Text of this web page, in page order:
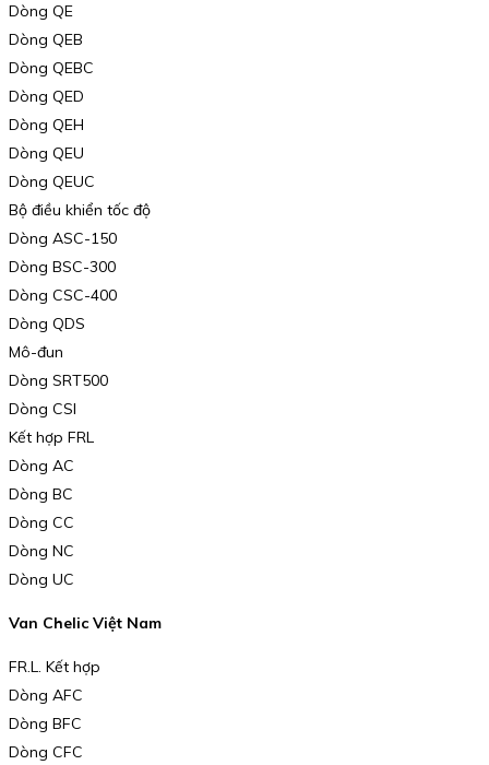
Dòng QE
Dòng QEB
Dòng QEBC
Dòng QED
Dòng QEH
Dòng QEU
Dòng QEUC
Bộ điều khiển tốc độ
Dòng ASC-150
Dòng BSC-300
Dòng CSC-400
Dòng QDS
Mô-đun
Dòng SRT500
Dòng CSI
Kết hợp FRL
Dòng AC
Dòng BC
Dòng CC
Dòng NC
Dòng UC
Van Chelic Việt Nam
FR.L. Kết hợp
Dòng AFC
Dòng BFC
Dòng CFC